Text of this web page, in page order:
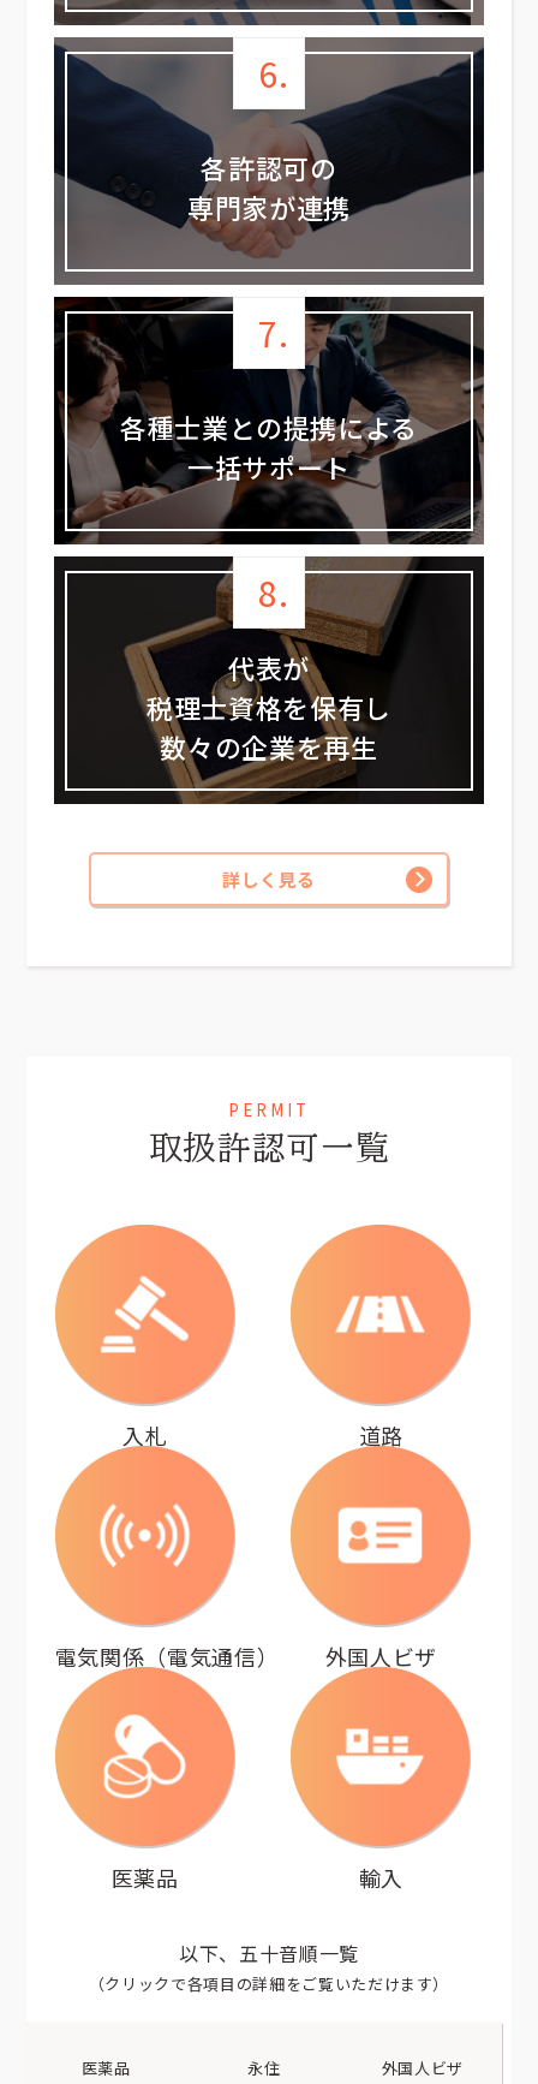
6.
各許認可の
専門家が連携
7.
各種士業との提携による
一括サポート
8.
代表が
税理士資格を保有し
数々の企業を再生
詳しく見る
PERMIT
取扱許認可一覧
入札 道路
電気関係（電気通信） 外国人ビザ
医薬品 輸入
以下、五十音順一覧
（クリックで各項目の詳細をご覧いただけます）
医薬品 永住 外国人ビザ